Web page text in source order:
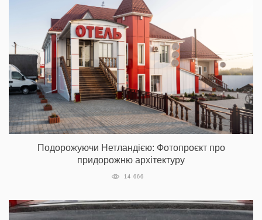
Подорожуючи Нетландією: Фотопроєкт про
придорожню архітектуру
14 666